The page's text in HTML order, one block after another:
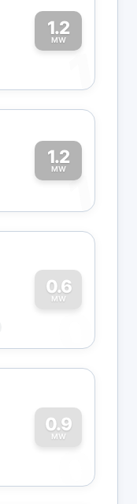
1.2
MW
1
1.2
MW1
0.6
MW
0
0.9
MW
0